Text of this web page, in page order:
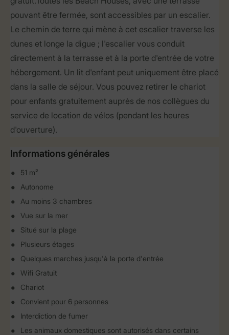
pouvant être fermée, sont accessibles par un escalier.
Le chemin de terre qui mène à cet escalier traverse les
dunes et longe la digue ; l'escalier vous conduit
directement à la terrasse et à la porte d'entrée de votre
hébergement. Un lit d'enfant peut uniquement être placé
dans la salle de séjour. Vous pouvez retirer le chariot
pour enfants gratuitement auprès de nos collègues du
service de location de vélos (pendant les heures
d'ouverture).
Informations générales
51 m²
Autonome
Au moins 3 chambres
Vue sur la mer
Situé sur la plage
Plusieurs étages
Quelques marches jusqu'à la porte d'entrée
Wifi Gratuit
Chariot
Convient pour 6 personnes
Interdiction de fumer
Les animaux domestiques sont autorisés dans certains